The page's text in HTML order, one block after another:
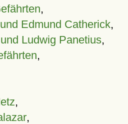
,
Edmund Catherick,
Ludwig Panetius,
,
,
,